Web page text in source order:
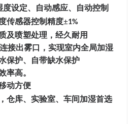
度设定、自动感应、自动控制
传感器控制精度±1%
及喷塑处理，经久耐用
接出雾口，实现室内全局加湿
保护、自带缺水保护
率高。
动方便
仓库、实验室、车间加湿首选